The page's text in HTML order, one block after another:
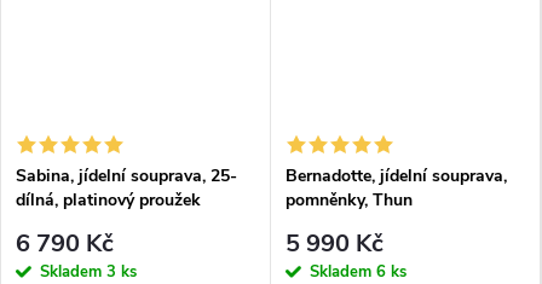
Sabina, jídelní souprava, 25-
dílná, platinový proužek
6 790 Kč
Skladem 3 ks
Bernadotte, jídelní souprava,
pomněnky, Thun
5 990 Kč
Skladem 6 ks